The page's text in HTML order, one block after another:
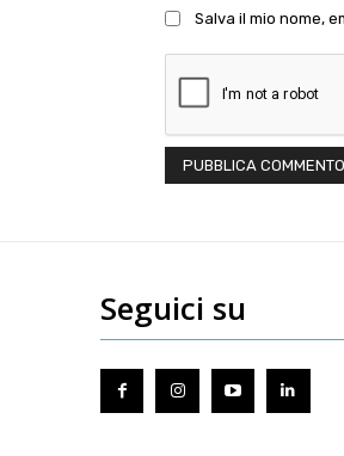
Salva il mio nome,
Seguici su